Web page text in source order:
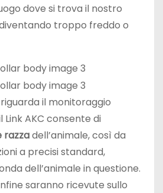
dove si trova il nostro
troppo freddo o
il monitoraggio
Link AKC consente di
razzadell’animale, così da
a precisi standard,
dell’animale in questione.
saranno ricevute sullo